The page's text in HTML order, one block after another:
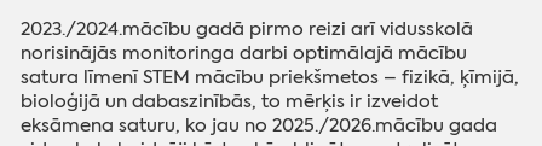
2023./2024.mācību gadā pirmo reizi arī vidusskolā
norisinājās monitoringa darbi optimālajā mācību
satura līmenī STEM mācību priekšmetos – fizikā, ķīmijā,
bioloģijā un dabaszinībās, to mērķis ir izveidot
eksāmena saturu, ko jau no 2025./2026.mācību gada